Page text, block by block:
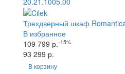
Трехдверный шкаф
В избранное
109 799 р.-15%
93 299 р.
В корзину